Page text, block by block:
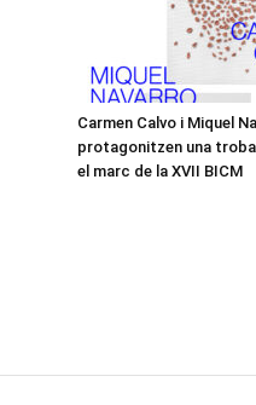
Carmen Calvo i Miquel
protagonitzen una
el marc de la XVII BICM